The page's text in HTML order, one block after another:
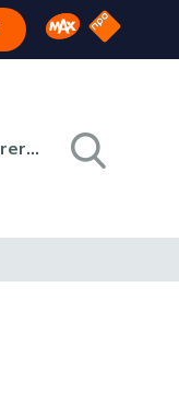
Omroep MAX
NPO
Registreren